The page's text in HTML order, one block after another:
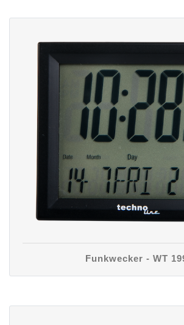
Funkwecker - WT